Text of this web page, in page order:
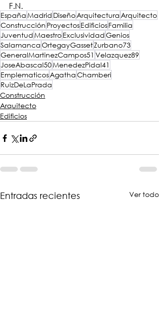
F.N.
EspañaMadrid DiseñoArquitecturaArquitecto
Construcción ProyectosEdificiosFamilia
JuventudMaestroExclusividadGenios
SalamancaOrtegayGassetZurbano73
GeneralMartinezCampos51 Velazquez89
JoseAbascal50MenedezPidal41
EmplematicosAgathaChamberi
RuizDeLaPrada
Construcción
Arquitecto
Edificios
Entradas recientes Ver todo